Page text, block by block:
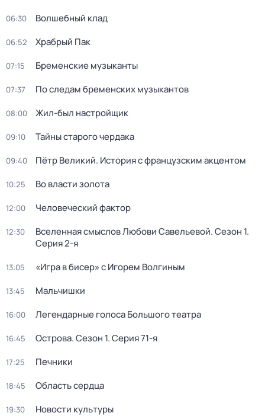
06:30 Волшебный клад
06:52 Храбрый Пак
07:15 Бременские музыканты
07:37 По следам бременских музыкантов
08:00 Жил-был настройщик
09:10 Тайны старого чердака
09:40 Пётр Великий. История с французским акцентом
10:25 Во власти золота
12:00 Человеческий фактор
12:30 Вселенная смыслов Любови Савельевой. Сезон 1.
Серия 2-я
13:05 «Игра в бисер» с Игорем Волгиным
13:45 Мальчишки
16:00 Легендарные голоса Большого театра
16:45 Острова. Сезон 1. Серия 71-я
17:25 Печники
18:45 Область сердца
19:30 Новости культуры